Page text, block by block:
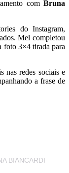
com Bruna
do Instagram,
Mel completou
foto 3×4 tirada para
nas redes sociais e
a frase de
BIANCARDI